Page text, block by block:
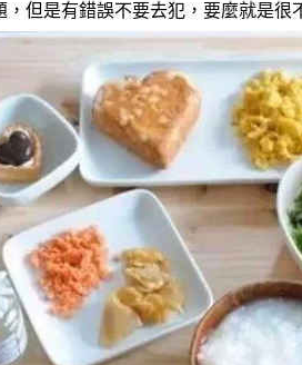
，但是有錯誤不要去犯，要麼就是